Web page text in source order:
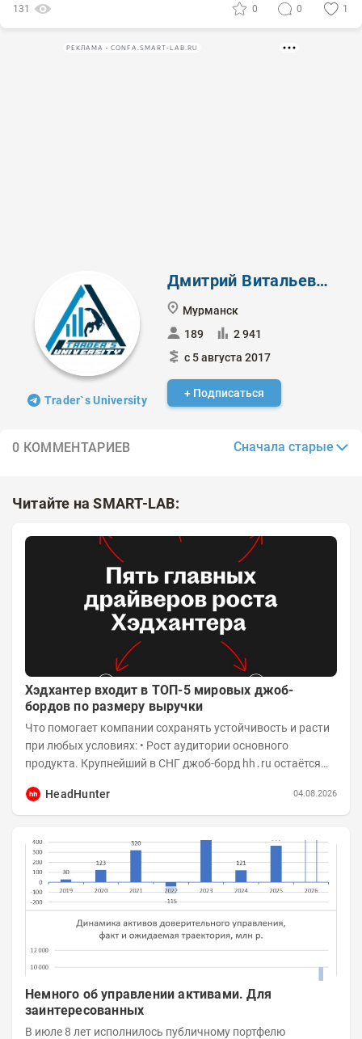
131 0 0 1
РЕКЛАМА • CONFA.SMART-LAB.RU
Trader`s University
Дмитрий Витальевич
Мурманск
189
2 941
с 5 августа 2017
+ Подписаться
0 КОММЕНТАРИЕВ Сначала старые
Читайте на SMART-LAB:
Хэдхантер входит в ТОП-5 мировых джоб-
бордов по размеру выручки
Что помогает компании сохранять устойчивость и расти
при любых условиях: • Рост аудитории основного
продукта. Крупнейший в СНГ джоб-борд hh․ru остаётся
HeadHunter
04.08.2026
Немного об управлении активами. Для
заинтересованных
В июле 8 лет исполнилось публичному портфелю